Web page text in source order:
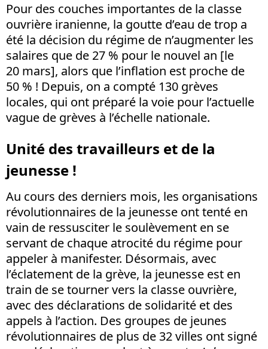
Pour des couches importantes de la classe
ouvrière iranienne, la goutte d’eau de trop a
été la décision du régime de n’augmenter les
salaires que de 27 % pour le nouvel an [le
20 mars], alors que l’inflation est proche de
50 % ! Depuis, on a compté 130 grèves
locales, qui ont préparé la voie pour l’actuelle
vague de grèves à l’échelle nationale.
Unité des travailleurs et de la
jeunesse !
Au cours des derniers mois, les organisations
révolutionnaires de la jeunesse ont tenté en
vain de ressusciter le soulèvement en se
servant de chaque atrocité du régime pour
appeler à manifester. Désormais, avec
l’éclatement de la grève, la jeunesse est en
train de se tourner vers la classe ouvrière,
avec des déclarations de solidarité et des
appels à l’action. Des groupes de jeunes
révolutionnaires de plus de 32 villes ont signé